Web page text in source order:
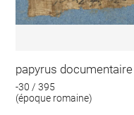
papyrus documentaire
-30 / 395
(époque romaine)